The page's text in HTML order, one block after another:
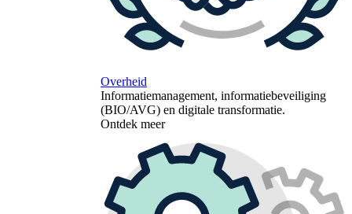
Overheid
Informatiemanagement, informatiebeveiliging
(BIO/AVG) en digitale transformatie.
Ontdek meer